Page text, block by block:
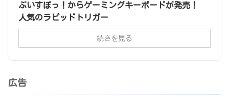
ぶいすぽっ！からゲーミングキーボードが発売！
人気のラピッドトリガー
続きを見る
広告